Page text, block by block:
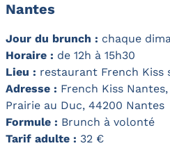
Nantes
Jour du brunch : chaque
Horaire : de 12h à 15h30
Lieu : restaurant French Kiss
Adresse : French Kiss
Prairie au Duc, 44200 Nantes
Formule : Brunch à volonté
Tarif adulte : 32 €